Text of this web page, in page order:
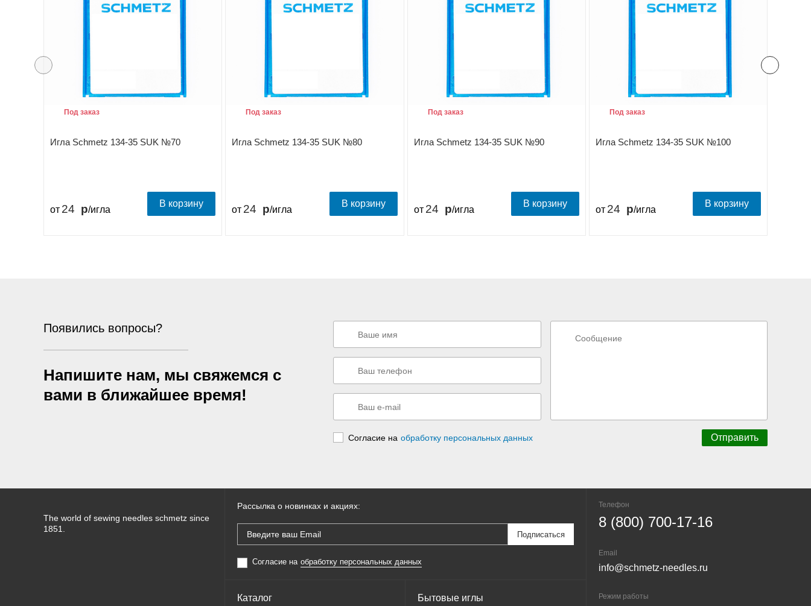
Игла Schmetz 134-35 SUK №70
Под заказ
от 24 /игла
В корзину
Игла Schmetz 134-35 SUK №80
Под заказ
от 24 /игла
В корзину
Игла Schmetz 134-35 SUK №90
Под заказ
от 24 /игла
В корзину
Игла Schmetz 134-35 SUK №100
Под заказ
от 24 /игла
В корзину
Появились вопросы?
Напишите нам, мы свяжемся с
вами в ближайшее время!
Согласие на обработку персональных данных
The world of sewing needles schmetz since
1851.
Рассылка о новинках и акциях:
Согласие на обработку персональных данных
Каталог Бытовые иглы
Телефон
8 (800) 700-17-16
Email
info@schmetz-needles.ru
Режим работы